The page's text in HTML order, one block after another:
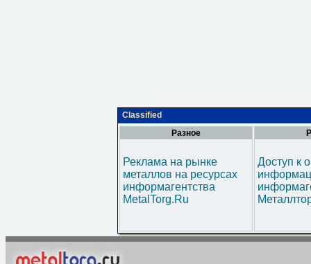
Classified
Разное
Реклама на рынке
металлов на ресурсах
информагентства
MetalTorg.Ru
Доступ к